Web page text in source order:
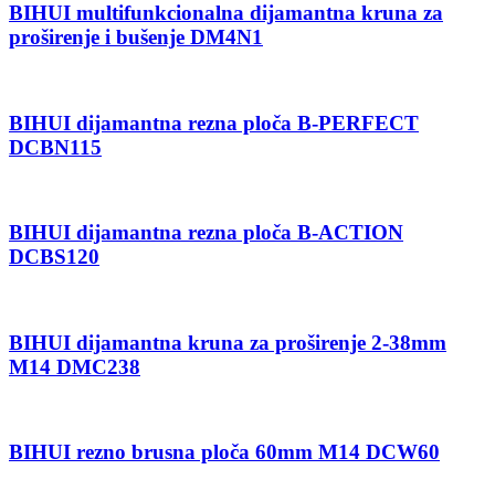
BIHUI multifunkcionalna dijamantna kruna za
proširenje i bušenje DM4N1
BIHUI dijamantna rezna ploča B-PERFECT
DCBN115
BIHUI dijamantna rezna ploča B-ACTION
DCBS120
BIHUI dijamantna kruna za proširenje 2-38mm
M14 DMC238
BIHUI rezno brusna ploča 60mm M14 DCW60